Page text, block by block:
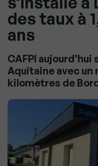
des taux à
ans
CAFPI
Aquitaine avec un
kilomètres de